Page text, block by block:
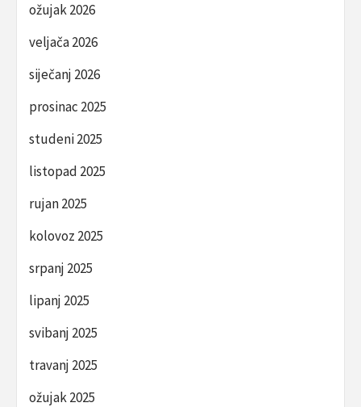
ožujak 2026
veljača 2026
siječanj 2026
prosinac 2025
studeni 2025
listopad 2025
rujan 2025
kolovoz 2025
srpanj 2025
lipanj 2025
svibanj 2025
travanj 2025
ožujak 2025